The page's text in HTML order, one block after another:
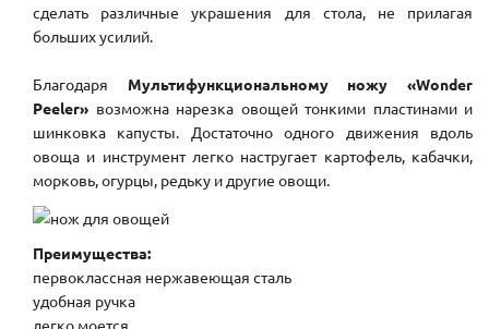
сделать различные украшения для стола, не прилагая
больших усилий.
Благодаря Мультифункциональному ножу«Wonder
Peeler» возможна нарезка овощей тонкими пластинами и
шинковка капусты. Достаточно одного движения вдоль
овоща и инструмент легко настругает картофель, кабачки,
морковь, огурцы, редьку и другие овощи.
Преимущества:
первоклассная нержавеющая сталь
удобная ручка
легко моется